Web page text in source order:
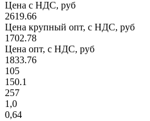
Цена с НДС, руб
2619.66
Цена крупный опт, с НДС, руб
1702.78
Цена опт, с НДС, руб
1833.76
105
150.1
257
1,0
0,64